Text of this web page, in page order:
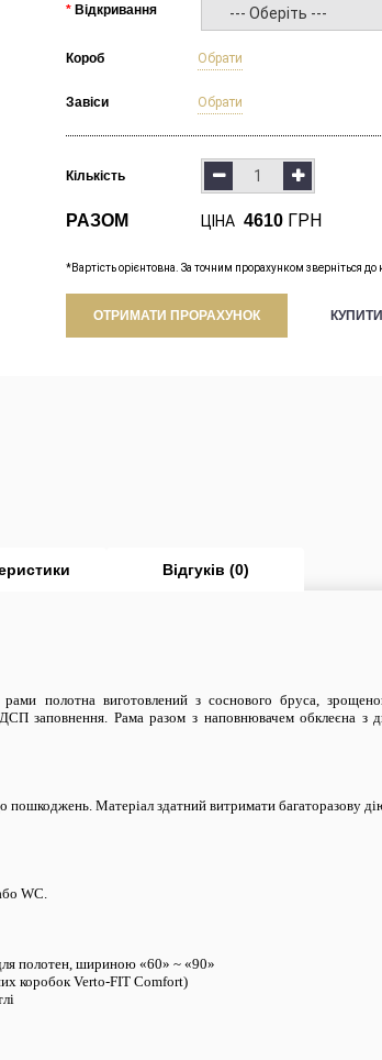
Відкривання --- Оберіть ---
Короб Обрати
Завіси Обрати
Кількість
РАЗОМ ЦІНА 4610 ГРН
*Вартість орієнтовна. За точним прорахунком зверніться до
ОТРИМАТИ ПРОРАХУНОК КУПИТИ
Відгуків (0)
полотна виготовлений з соснового бруса,
заповнення. Рама разом з наповнювачем обклеєна
пошкоджень. Матеріал здатний витримати багаторазову
WC.
полотен, шириною «60» ~ «90»
коробок Verto-FIT Comfort)